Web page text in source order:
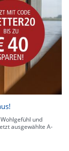
und
ausgewählte A-